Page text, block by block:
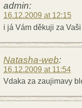
admin:
16.12.2009 at 12:15
i já Vám děkuji za
Natasha-web:
16.12.2009 at 11:54
Vdaka za zaujimavy